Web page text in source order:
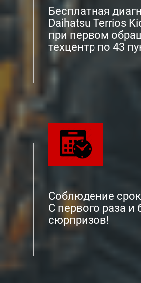
Бесплатная
Daihatsu Terrios
при первом
техцентр по 43
Соблюдение
С первого раза и
сюрпризов!